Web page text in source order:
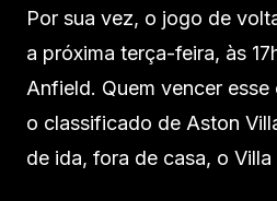
Por sua vez, o jogo de
a próxima terça-feira, às
Anfield. Quem vencer
o classificado de Aston
de ida, fora de casa, o